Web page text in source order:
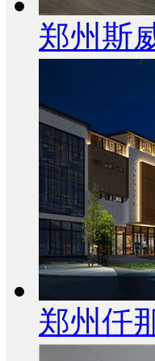
郑州斯
郑州仟